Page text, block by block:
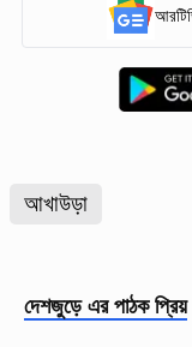
আখাউড়া
দেশজুড়ে এর পাঠক প্রিয়